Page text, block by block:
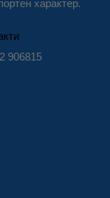
характер.
906815